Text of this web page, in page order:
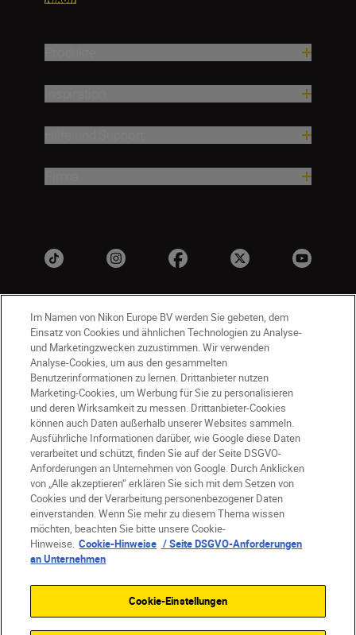
DE Nikon Sites
Kontakt
Datenschutzhinweis
Nutzungsbedingungen
Geschäftsbedingungen des Nikon Stores
Cookie-Hinweise
Barrierefreiheit
Cookie-Einstellungen
© 2026 Nikon
Im Namen von Nikon Europe BV werden Sie gebeten, dem
Einsatz von Cookies und ähnlichen Technologien zu Analyse-
und Marketingzwecken zuzustimmen. Wir verwenden
Analyse-Cookies, um aus den gesammelten
Benutzerinformationen zu lernen. Drittanbieter nutzen
Marketing-Cookies, um Werbung für Sie zu personalisieren
und deren Wirksamkeit zu messen. Drittanbieter-Cookies
können auch Daten außerhalb unserer Websites sammeln.
Ausführliche Informationen darüber, wie Google diese Daten
verarbeitet und schützt, finden Sie auf der Seite DSGVO-
Anforderungen an Unternehmen von Google. Durch Anklicken
von „Alle akzeptieren“ erklären Sie sich mit dem Setzen von
Cookies und der Verarbeitung personenbezogener Daten
einverstanden. Wenn Sie mehr zu diesem Thema wissen
möchten, beachten Sie bitte unsere Cookie-
Hinweise. Cookie-Hinweise / Seite DSGVO-Anforderungen
an Unternehmen
Cookie-Einstellungen